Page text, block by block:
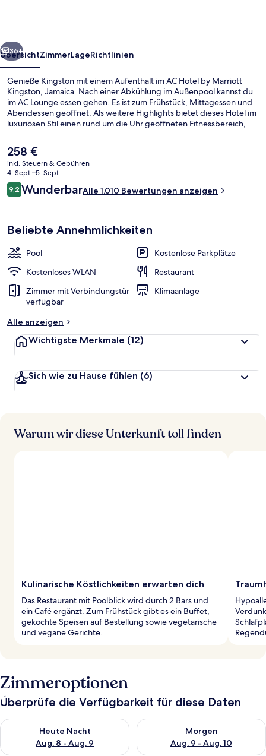
Weiter
36+
ÜbersichtZimmerLageRichtlinien
Genieße Kingston mit einem Aufenthalt im AC Hotel by Marriott
Kingston, Jamaica. Nach einer Abkühlung im Außenpool kannst du
im AC Lounge essen gehen. Es ist zum Frühstück, Mittagessen und
Abendessen geöffnet. Als weitere Highlights bietet dieses Hotel im
luxuriösen Stil einen rund um die Uhr geöffneten Fitnessbereich,
hilfsbereite Personal und die Lage.
Der
aktuelle
Preis
beträgt
258 €.
258 €
inkl. Steuern & Gebühren
4. Sept.–5. Sept.
Bewertungen
9,29,2 von 10.
WunderbarAlle 1.010 Bewertungen anzeigen
Beliebte Annehmlichkeiten
Pool
Kostenlose Parkplätze
Kostenloses WLAN
Restaurant
Zimmer mit Verbindungstür
verfügbar
Klimaanlage
Alle anzeigen
Wichtigste Merkmale (12)
Sich wie zu Hause fühlen (6)
Warum wir diese Unterkunft toll finden
Kulinarische Köstlichkeiten erwarten dich
Das Restaurant mit Poolblick wird durch 2 Bars und
ein Café ergänzt. Zum Frühstück gibt es ein Buffet,
gekochte Speisen auf Bestellung sowie vegetarische
und vegane Gerichte.
Zimmeroptionen
Überprüfe die Verfügbarkeit für diese Daten
Heute Nacht
Aug. 8 - Aug. 9
Überprüfe die Verfügbarkeit für heute Nacht, Aug. 8 - Aug. 9.
Morgen
Aug. 9 - Aug. 10
Überprüfe die Verfügbarkeit